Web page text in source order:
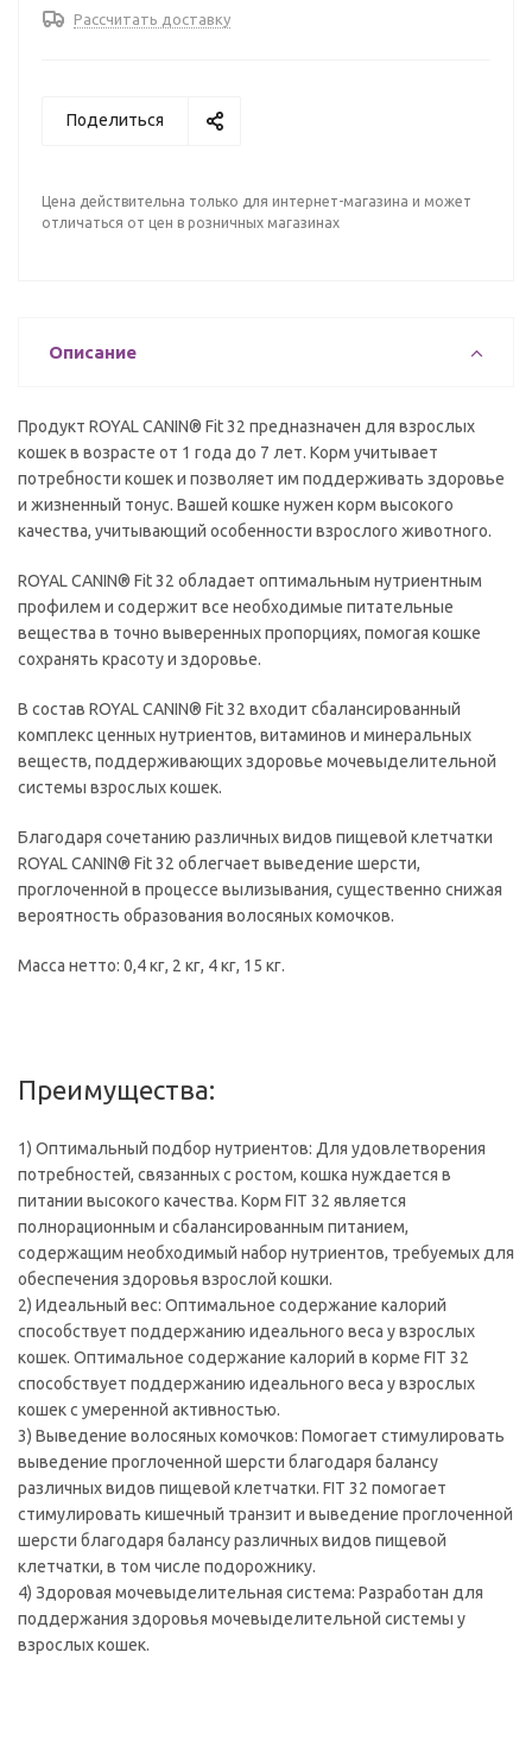
Рассчитать доставку
Поделиться
Цена действительна только для интернет-магазина и может
отличаться от цен в розничных магазинах
Описание
Продукт ROYAL CANIN® Fit 32 предназначен для взрослых
кошек в возрасте от 1 года до 7 лет. Корм учитывает
потребности кошек и позволяет им поддерживать здоровье
и жизненный тонус. Вашей кошке нужен корм высокого
качества, учитывающий особенности взрослого животного.
ROYAL CANIN® Fit 32 обладает оптимальным нутриентным
профилем и содержит все необходимые питательные
вещества в точно выверенных пропорциях, помогая кошке
сохранять красоту и здоровье.
В состав ROYAL CANIN® Fit 32 входит сбалансированный
комплекс ценных нутриентов, витаминов и минеральных
веществ, поддерживающих здоровье мочевыделительной
системы взрослых кошек.
Благодаря сочетанию различных видов пищевой клетчатки
ROYAL CANIN® Fit 32 облегчает выведение шерсти,
проглоченной в процессе вылизывания, существенно снижая
вероятность образования волосяных комочков.
Масса нетто: 0,4 кг, 2 кг, 4 кг, 15 кг.
Преимущества:
1) Оптимальный подбор нутриентов: Для удовлетворения
потребностей, связанных с ростом, кошка нуждается в
питании высокого качества. Корм FIT 32 является
полнорационным и сбалансированным питанием,
содержащим необходимый набор нутриентов, требуемых для
обеспечения здоровья взрослой кошки.
2) Идеальный вес: Оптимальное содержание калорий
способствует поддержанию идеального веса у взрослых
кошек. Оптимальное содержание калорий в корме FIT 32
способствует поддержанию идеального веса у взрослых
кошек с умеренной активностью.
3) Выведение волосяных комочков: Помогает стимулировать
выведение проглоченной шерсти благодаря балансу
различных видов пищевой клетчатки. FIT 32 помогает
стимулировать кишечный транзит и выведение проглоченной
шерсти благодаря балансу различных видов пищевой
клетчатки, в том числе подорожнику.
4) Здоровая мочевыделительная система: Разработан для
поддержания здоровья мочевыделительной системы у
взрослых кошек.